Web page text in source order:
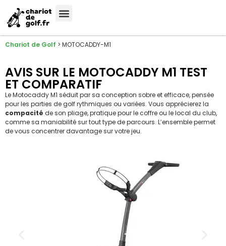
Chariot de Golf > MOTOCADDY-M1
AVIS SUR LE MOTOCADDY M1 TEST
ET COMPARATIF
Le Motocaddy M1 séduit par sa conception sobre et efficace, pensée
pour les parties de golf rythmiques ou variées. Vous apprécierez la
compacité de son pliage, pratique pour le coffre ou le local du club,
comme sa maniabilité sur tout type de parcours. L’ensemble permet
de vous concentrer davantage sur votre jeu.